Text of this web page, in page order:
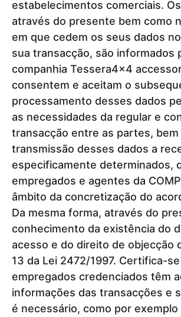
estabelecimentos comerciais.
através do presente bem como
em que cedem os seus dados
sua transacção, são informados
companhia Tessera4x4
consentem e aceitam o
processamento desses dados
as necessidades da regular e
transacção entre as partes, bem
transmissão desses dados a
especificamente determinados,
empregados e agentes da
âmbito da concretização do
Da mesma forma, através do
conhecimento da existência do
acesso e do direito de objecção
13 da Lei 2472/1997. Certifica-
empregados credenciados têm
informações das transacções e
é necessário, como por exemplo